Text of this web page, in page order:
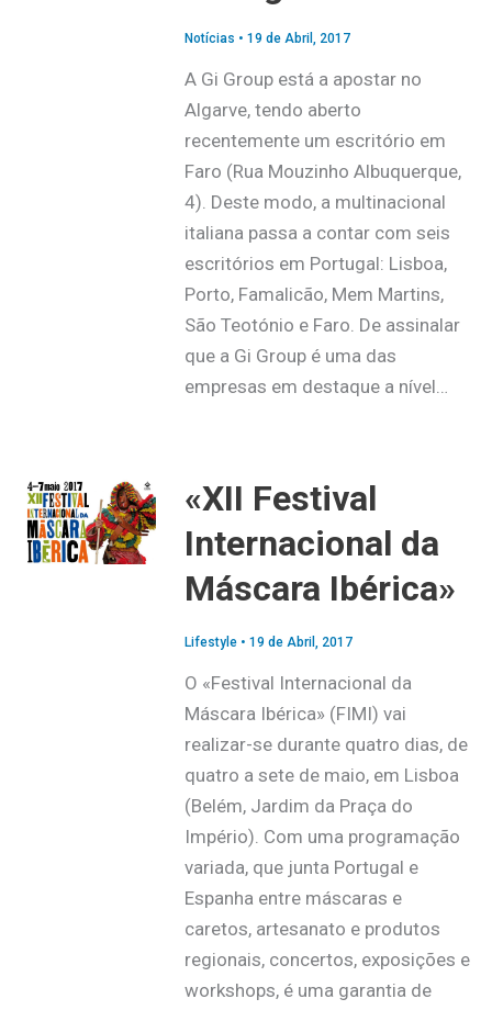
Notícias • 19 de Abril, 2017
A Gi Group está a apostar no
Algarve, tendo aberto
recentemente um escritório em
Faro (Rua Mouzinho Albuquerque,
4). Deste modo, a multinacional
italiana passa a contar com seis
escritórios em Portugal: Lisboa,
Porto, Famalicão, Mem Martins,
São Teotónio e Faro. De assinalar
que a Gi Group é uma das
empresas em destaque a nível…
«XII Festival
Internacional da
Máscara Ibérica»
Lifestyle• 19 de Abril, 2017
O «Festival Internacional da
Máscara Ibérica» (FIMI) vai
realizar-se durante quatro dias, de
quatro a sete de maio, em Lisboa
(Belém, Jardim da Praça do
Império). Com uma programação
variada, que junta Portugal e
Espanha entre máscaras e
caretos, artesanato e produtos
regionais, concertos, exposições e
workshops, é uma garantia de